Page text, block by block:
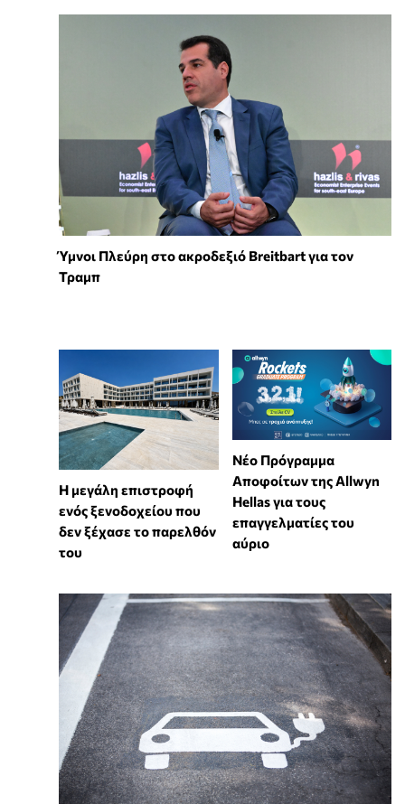
Ύμνοι Πλεύρη στο ακροδεξιό Breitbart για τον
Τραμπ
Η μεγάλη επιστροφή
ενός ξενοδοχείου που
δεν ξέχασε το παρελθόν
του
Νέο Πρόγραμμα
Αποφοίτων της Allwyn
Hellas για τους
επαγγελματίες του
αύριο